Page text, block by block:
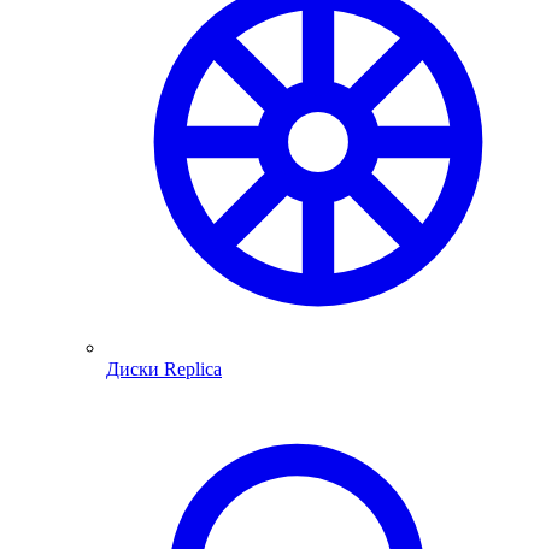
Диски Replica